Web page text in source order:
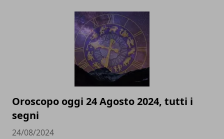
Oroscopo oggi 24 Agosto 2024, tutti i
segni
24/08/2024